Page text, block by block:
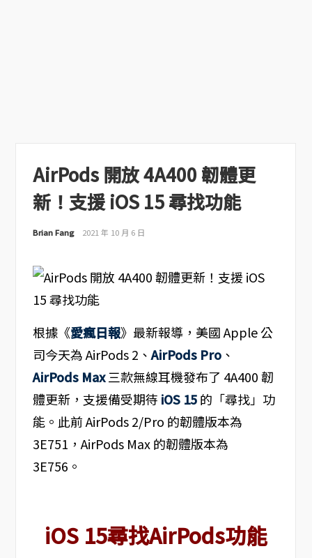
AirPods 開放 4A400 韌體更
新！支援 iOS 15 尋找功能
Brian Fang 2021 年 10 月 6 日
根據《愛瘋日報》最新報導，美國 Apple 公
司今天為 AirPods 2、AirPods Pro、
AirPods Max三款無線耳機發布了 4A400 韌
體更新，支援備受期待 iOS 15的「尋找」功
能。此前 AirPods 2/Pro 的韌體版本為
3E751，AirPods Max 的韌體版本為
3E756。
iOS 15尋找AirPods功能